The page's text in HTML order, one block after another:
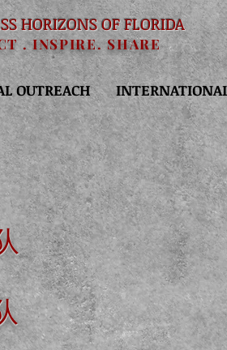
HORIZONS OF FLORIDA
. INSPIRE. SHARE
OUTREACH